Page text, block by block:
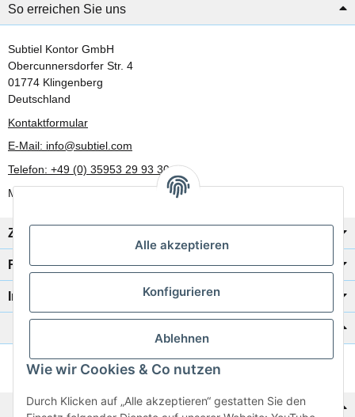
Alle akzeptieren
Konfigurieren
Ablehnen
Wie wir Cookies & Co nutzen
Durch Klicken auf „Alle akzeptieren“ gestatten Sie den
So erreichen Sie uns
Subtiel Kontor GmbH
Obercunnersdorfer Str. 4
01774 Klingenberg
Deutschland
Kontaktformular
E-Mail: info@subtiel.com
Telefon: +49 (0) 35953 29 93 30
Mo-Fr: 8:00 Uhr - 17:00 Uhr
Zahlung/Versand
Rechtliches
Informationen
Zur Schnellbestellung
Noch kein Katalog?